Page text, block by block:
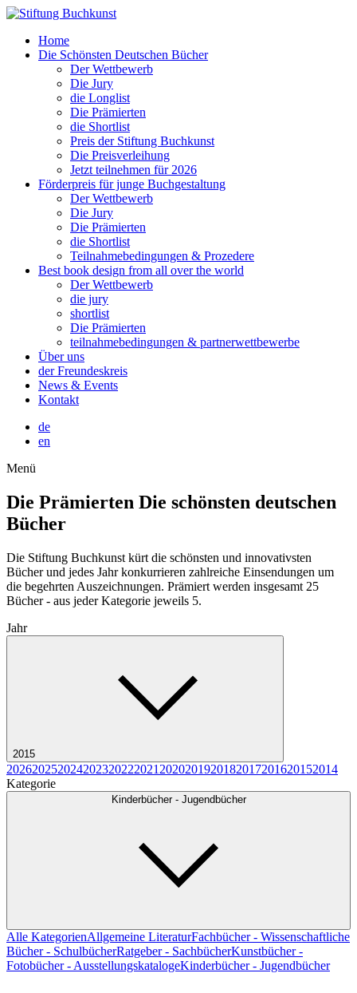
Home
Die Schönsten Deutschen Bücher
Der Wettbewerb
Die Jury
die Longlist
Die Prämierten
die Shortlist
Preis der Stiftung Buchkunst
Die Preisverleihung
Jetzt teilnehmen für 2026
Förderpreis für junge Buchgestaltung
Der Wettbewerb
Die Jury
Die Prämierten
die Shortlist
Teilnahmebedingungen & Prozedere
Best book design from all over the world
Der Wettbewerb
die jury
shortlist
Die Prämierten
teilnahmebedingungen & partnerwettbewerbe
Über uns
der Freundeskreis
News & Events
Kontakt
de
en
Menü
Die Prämierten Die schönsten deutschen
Bücher
Die Stiftung Buchkunst kürt die schönsten und innovativsten
Bücher und jedes Jahr konkurrieren zahlreiche Einsendungen um
die begehrten Auszeichnungen. Prämiert werden insgesamt 25
Bücher - aus jeder Kategorie jeweils 5.
Jahr
2015
202620252024202320222021 2020201920182017201620152014
Kategorie
Kinderbücher - Jugendbücher
Alle KategorienAllgemeine LiteraturFachbücher - Wissenschaftliche
Bücher - SchulbücherRatgeber - SachbücherKunstbücher -
Fotobücher - AusstellungskatalogeKinderbücher - Jugendbücher